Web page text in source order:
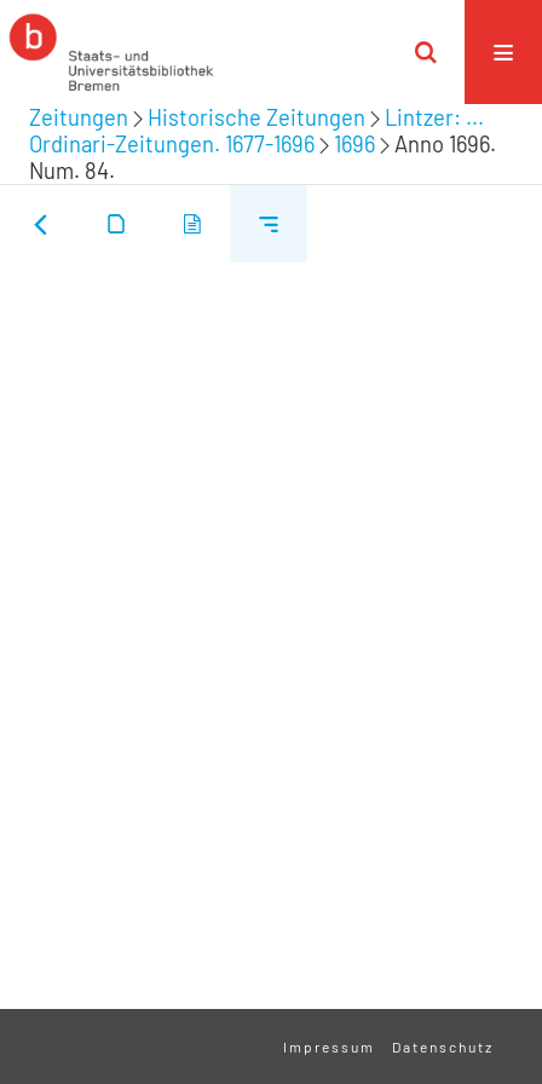
Zeitungen Historische Zeitungen
Lintzer: ...
Ordinari-Zeitungen. 1677-1696
1696
Anno 1696.
Num. 84.
Impressum Datenschutz